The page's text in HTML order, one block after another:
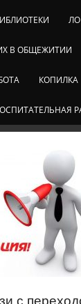
В ОБЩЕЖИТИИ
КОПИЛКА
с